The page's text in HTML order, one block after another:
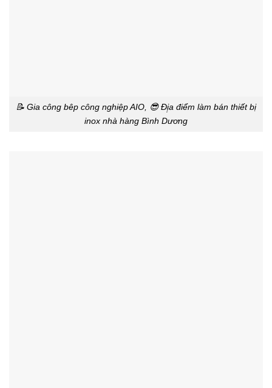
📝 Gia công bêp công nghiệp AIO, 😎 Đị̣a điểm làm bán thiết bị
inox nhà hàng Bình Dương